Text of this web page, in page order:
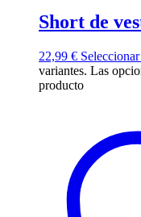
Short de
22,99 €
variantes. Las
producto